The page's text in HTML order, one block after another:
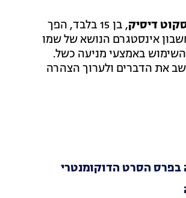
דיסיק
, בן 15 בלבד, הפך
אינסטגרם הנושא של שמו
באמצעי מניעה כשל.
את הדברים ולערוך הצהרה